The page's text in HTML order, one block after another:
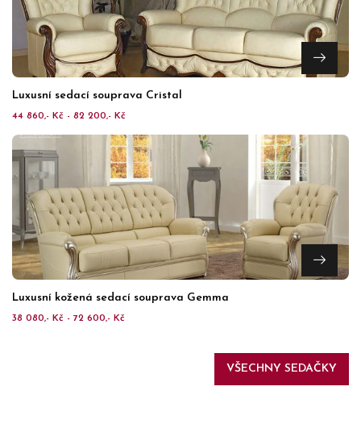
Luxusní sedací souprava Cristal
44 860,- Kč - 82 200,- Kč
Luxusní kožená sedací souprava Gemma
38 080,- Kč - 72 600,- Kč
VŠECHNY SEDAČKY